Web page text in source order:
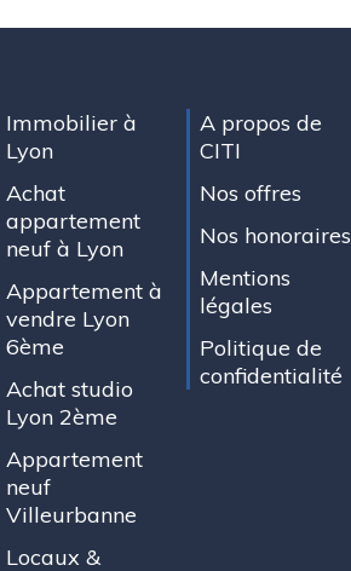
Immobilier à
Lyon
Achat
appartement
neuf à Lyon
Appartement à
vendre Lyon
6ème
Achat studio
Lyon 2ème
Appartement
neuf
Villeurbanne
Locaux &
A propos de
CITI
Nos offres
Nos honoraires
Mentions
légales
Politique de
confidentialité